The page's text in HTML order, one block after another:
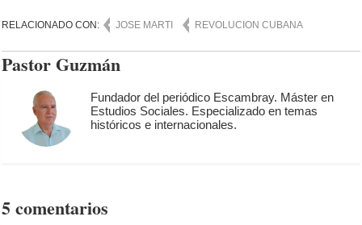
RELACIONADO CON: JOSE MARTI REVOLUCION CUBANA
Pastor Guzmán
Fundador del periódico Escambray. Máster en
Estudios Sociales. Especializado en temas
históricos e internacionales.
5 comentarios